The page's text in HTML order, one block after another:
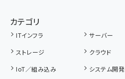
カテゴリ
ITインフラ サーバー
ストレージ
クラウド
IoT／組み込み
システム開発